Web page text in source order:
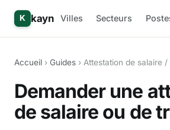
K kayn Villes Secteurs
Accueil › Guides › Attestation de salaire
Demander une
de salaire ou de